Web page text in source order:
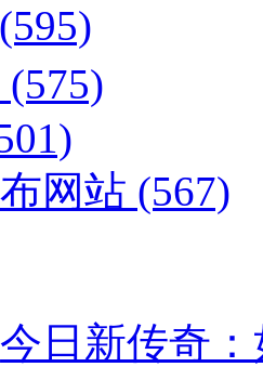
(595)
(575)
网站 (567)
今日新传奇